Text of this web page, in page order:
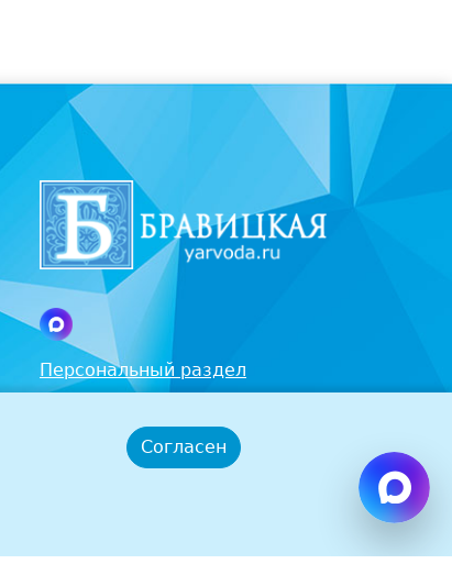
Персональный раздел
Политика защиты и обработки
использования файлов cookie
Согласен